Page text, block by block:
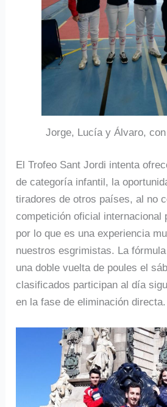
Jorge, Lucía y Álvaro,
El Trofeo Sant Jordi intenta
de categoría infantil, la
tiradores de otros países, al no
competición oficial internacional
por lo que es una experiencia
nuestros esgrimistas. La
una doble vuelta de poules el
clasificados participan al día
en la fase de eliminación directa.